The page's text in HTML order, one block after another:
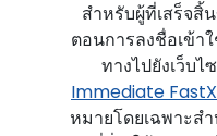
สําหรับผู้ที่เสร็จสิ้
ตอนการลงชื่อเข้
ทางไปยังเว็บไ
Immediate FastX
หมายโดยเฉพาะสํ